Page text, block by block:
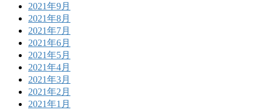
2021年9月
2021年8月
2021年7月
2021年6月
2021年5月
2021年4月
2021年3月
2021年2月
2021年1月